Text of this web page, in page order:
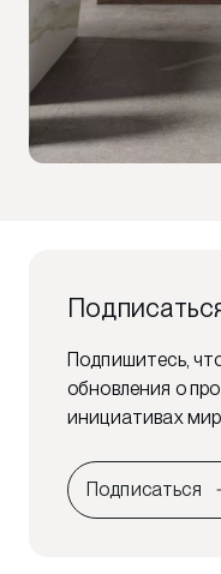
Подпишитесь,
обновления о
инициативах
Подписаться